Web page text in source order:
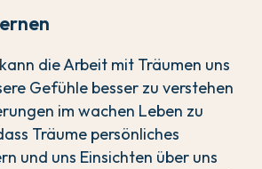
die Arbeit mit Träumen uns
Gefühle besser zu verstehen
im wachen Leben zu
Träume persönliches
und uns Einsichten über uns